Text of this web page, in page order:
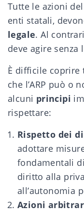
Tutte le azioni
enti statali,
legale. Al
deve agire senza
È difficile coprire
che l’ARP può o
alcuni principi
rispettare:
Rispetto dei
adottare
fondamentali
diritto alla
all’autonomia
Azioni